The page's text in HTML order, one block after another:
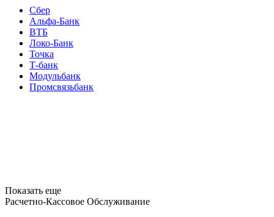
Сбер
Альфа-Банк
ВТБ
Локо-Банк
Точка
Т-банк
Модульбанк
Промсвязьбанк
Показать еще
Расчетно-Кассовое Обслуживание